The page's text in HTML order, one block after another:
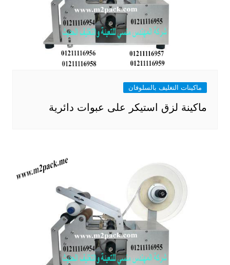
ماكينات التغليف بالسلوفان
ماكينة لزق استيكر على عبوات دائرية